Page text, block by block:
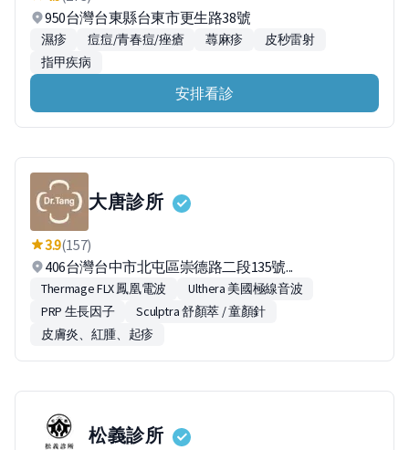
950台灣台東縣台東市更生路38號
濕疹 痘痘/青春痘/痤瘡 蕁麻疹
皮秒雷射
指甲疾病
安排看診
大唐診所
3.9(157)
406台灣台中市北屯區崇德路二段135號...
Thermage FLX 鳳凰電波
Ulthera 美國極線音波
PRP 生長因子
Sculptra 舒顏萃 / 童顏針
皮膚炎、紅腫、起疹
松義診所